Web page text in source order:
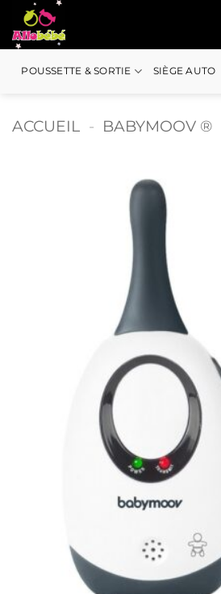
Passer
au
contenu
POUSSETTE & SORTIE SIÈGE AUTO
ACCUEIL - BABYMOOV ®